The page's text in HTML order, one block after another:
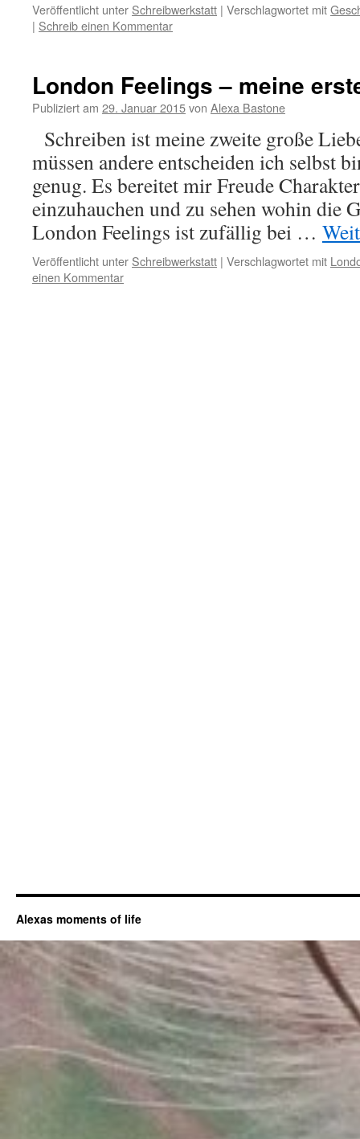
Veröffentlicht unter Schreibwerkstatt | Verschlagwortet mit
| Schreib einen Kommentar
London Feelings – meine
Publiziert am 29. Januar 2015von Alexa Bastone
Schreiben ist meine zweite große
müssen andere entscheiden ich selbst
genug. Es bereitet mir Freude
einzuhauchen und zu sehen wohin die
London Feelings ist zufällig bei …
Veröffentlicht unter Schreibwerkstatt | Verschlagwortet mit
einen Kommentar
Alexas moments of life